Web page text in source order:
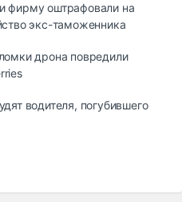
фирму оштрафовали на
экс-таможенника
дрона повредили
водителя, погубившего